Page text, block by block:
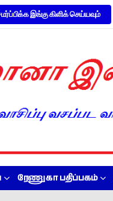
இங்கு கிளிக் செய்யவும்
ரேணுகா பதிப்பகம்